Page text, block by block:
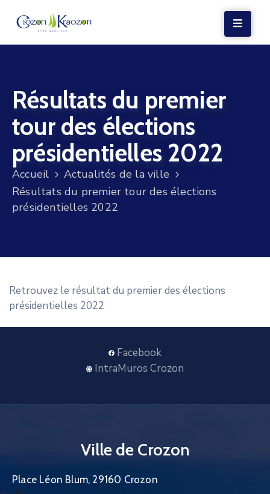
VIE
LOCALE
VIE
SOCIALE
TERRE
ET
MER
Résultats du premier
tour des élections
présidentielles 2022
Accueil
Actualités de la ville
Résultats du premier tour des élections
présidentielles 2022
Retrouvez le résultat du premier des élections
présidentielles 2022
Facebook
IntraMuros Crozon
Ville de Crozon
Place Léon Blum, 29160 Crozon